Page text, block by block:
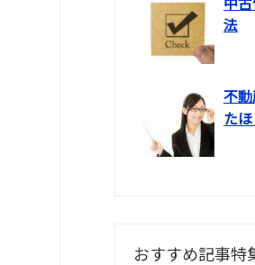
法
不
た
おすすめ記事特